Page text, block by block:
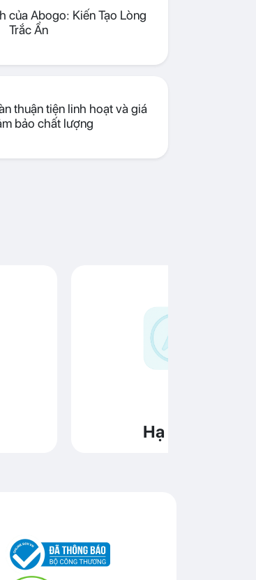
của Abogo: Kiến Tạo Lòng
Trắc Ẩn
thuận tiện linh hoạt và giá
bảo chất lượng
Hạ Long